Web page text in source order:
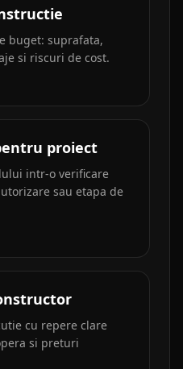
buget: suprafata,
si riscuri de cost.
proiect
intr-o verificare
sau etapa de
cu repere clare
si preturi